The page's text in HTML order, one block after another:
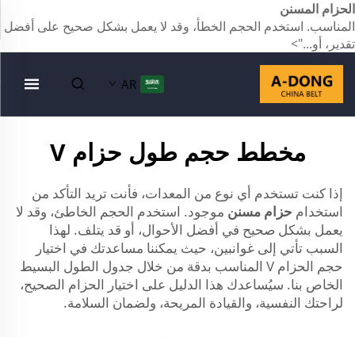
الحزام المسنن
المناسب. استخدم الحجم الخطأ، وقد لا يعمل بشكل صحيح على أفضل
تقدير، أو...">
AR
مخطط حجم طول حزام V
إذا كنت تستخدم أي نوع من المعدات، فأنت تريد التأكد من
استخدام حزام مسنن موجود. استخدم الحجم الخاطئ، وقد لا
يعمل بشكل صحيح في أفضل الأحوال، أو قد يتلف. لهذا
السبب تأتي إلى غوانبين، حيث يمكننا مساعدتك في اختيار
حجم الحزام V المناسب بدقة من خلال جدول الطول البسيط
الخاص بنا. سيُساعدك هذا الدليل على اختيار الحزام الصحيح،
لراحتك النفسية، والقيادة المريحة، ولضمان السلامة.